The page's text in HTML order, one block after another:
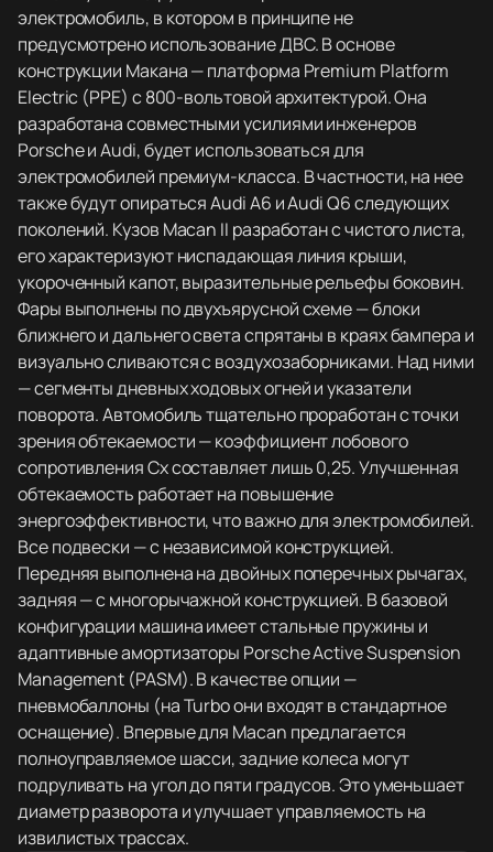
электромобиль, в котором в принципе не
предусмотрено использование ДВС. В основе
конструкции Макана — платформа Premium Platform
Electric (PPE) с 800-вольтовой архитектурой. Она
разработана совместными усилиями инженеров
Porsche и Audi, будет использоваться для
электромобилей премиум-класса. В частности, на нее
также будут опираться Audi A6 и Audi Q6 следующих
поколений. Кузов Macan II разработан с чистого листа,
его характеризуют ниспадающая линия крыши,
укороченный капот, выразительные рельефы боковин.
Фары выполнены по двухъярусной схеме — блоки
ближнего и дальнего света спрятаны в краях бампера и
визуально сливаются с воздухозаборниками. Над ними
— сегменты дневных ходовых огней и указатели
поворота. Автомобиль тщательно проработан с точки
зрения обтекаемости — коэффициент лобового
сопротивления Cx составляет лишь 0,25. Улучшенная
обтекаемость работает на повышение
энергоэффективности, что важно для электромобилей.
Все подвески — с независимой конструкцией.
Передняя выполнена на двойных поперечных рычагах,
задняя — с многорычажной конструкцией. В базовой
конфигурации машина имеет стальные пружины и
адаптивные амортизаторы Porsche Active Suspension
Management (PASM). В качестве опции —
пневмобаллоны (на Turbo они входят в стандартное
оснащение). Впервые для Macan предлагается
полноуправляемое шасси, задние колеса могут
подруливать на угол до пяти градусов. Это уменьшает
диаметр разворота и улучшает управляемость на
извилистых трассах.